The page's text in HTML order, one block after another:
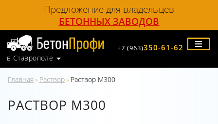
Предложение для владельцев
БЕТОННЫХ ЗАВОДОВ
в Ставрополе
+7 (963)350-61-62
Главная » Раствор» Раствор М300
РАСТВОР М300